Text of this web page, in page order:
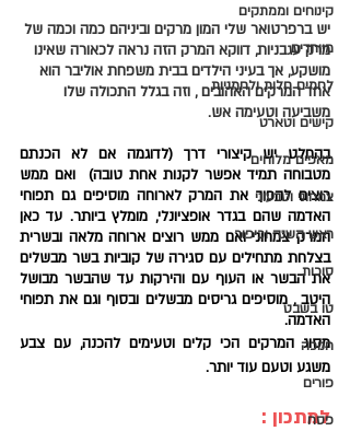
קינוחים וממתקים
מיוחדים
לחמים חלות ולחמניות
קישים וטארט
מאפים מלוחים
צמחוני וטבעוני
ראש השנה וכיפור
סוכות
טו בשבט
חנוכה
פורים
פסח
יש ברפרטואר שלי המון מרקים וביניהם כמה וכמה של
מרק עגבניות, דווקא המרק הזה נראה לכאורה שאינו
מושקע, אך בעיני הילדים בבית משפחת אוליבר הוא
אחד המרקים האהובים , וזה בגלל התכולה שלו
משביעה וטעימה אש.
האדמה.
משגע וטעם עוד יותר.
למתכון :